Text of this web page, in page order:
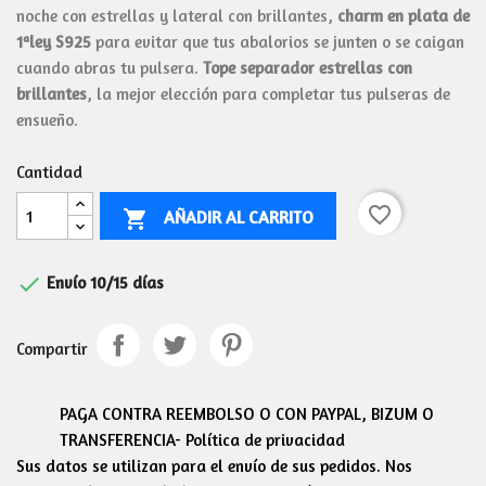
noche con estrellas y lateral con brillantes, charm en plata de
1ªley S925 para evitar que tus abalorios se junten o se caigan
cuando abras tu pulsera. Tope separador estrellas con
brillantes, la mejor elección para completar tus pulseras de
ensueño.
Cantidad
 AÑADIR AL CARRITO favorite_border
 Envío 10/15 días
Compartir
PAGA CONTRA REEMBOLSO O CON PAYPAL, BIZUM O
TRANSFERENCIA- Política de privacidad
Sus datos se utilizan para el envío de sus pedidos. Nos